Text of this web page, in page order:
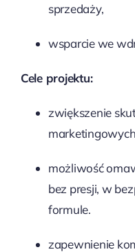
sprzedaży,
wsparcie we
Cele projektu:
zwiększenie
możliwość
bez presji, w
formule.
zapewnienie